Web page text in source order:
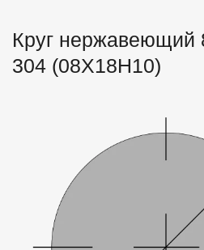
Доставка и оплата
Контакты
Круг нержавеющий
304 (08Х18Н10)